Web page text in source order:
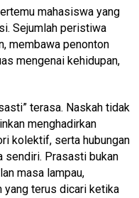
mahasiswa yang
Sejumlah peristiwa
membawa penonton
mengenai kehidupan,
terasa. Naskah tidak
menghadirkan
kolektif, serta hubungan
sendiri. Prasasti bukan
masa lampau,
yang terus dicari ketika